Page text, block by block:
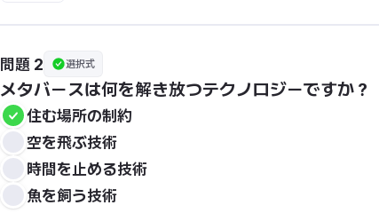
問題 2 選択式
メタバースは何を解き放つテクノロジーですか？
住む場所の制約
空を飛ぶ技術
時間を止める技術
魚を飼う技術